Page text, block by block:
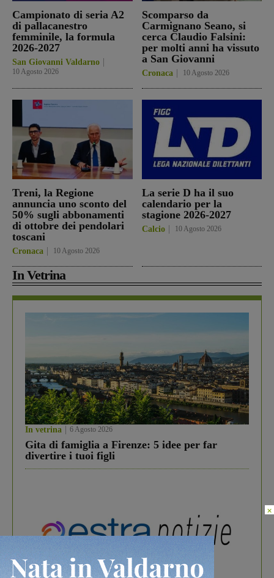
Campionato di seria A2
di pallacanestro
femminile, la formula
2026-2027
San Giovanni Valdarno
10 Agosto 2026
Scomparso da
Carmignano Seano, si
cerca Claudio Falsini:
per molti anni ha vissuto
a San Giovanni
Cronaca 10 Agosto 2026
Treni, la Regione
annuncia uno sconto del
50% sugli abbonamenti
di ottobre dei pendolari
toscani
Cronaca 10 Agosto 2026
La serie D ha il suo
calendario per la
stagione 2026-2027
Calcio 10 Agosto 2026
In Vetrina
In vetrina 6 Agosto 2026
Gita di famiglia a Firenze: 5 idee per far
divertire i tuoi figli
×